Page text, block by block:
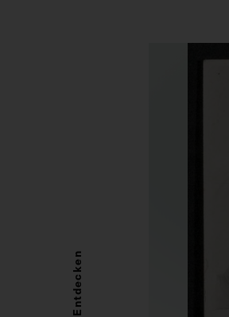
Entdecken